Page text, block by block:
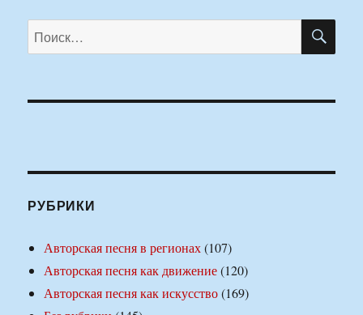
Искать:
РУБРИКИ
Авторская песня в регионах(107)
Авторская песня как движение(120)
Авторская песня как искусство(169)